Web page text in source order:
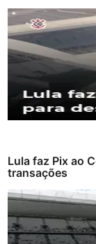
Lula faz Pix ao
transações